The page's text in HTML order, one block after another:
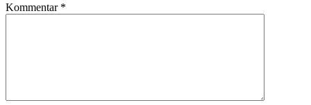
Kommentar *